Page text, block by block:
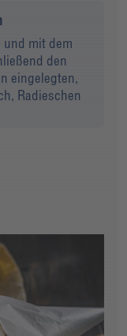
und mit dem
den
eingelegten,
Radieschen